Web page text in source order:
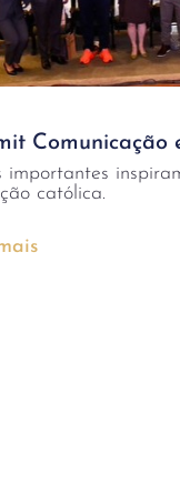
importantes
católica.